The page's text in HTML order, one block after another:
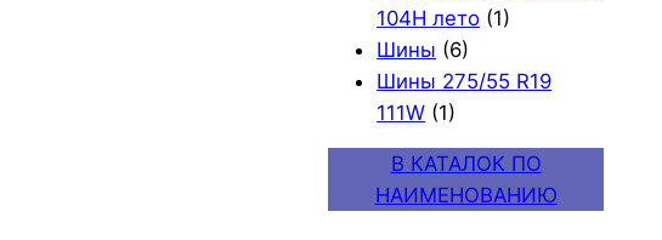
104H лето (1)
Шины (6)
Шины 275/55 R19
111W (1)
В КАТАЛОК ПО
НАИМЕНОВАНИЮ